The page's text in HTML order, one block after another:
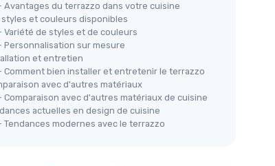
LACHEERY
Film adhésif effet terrazzo blanc
Avantages du terrazzo dans votre cuisine
styles et couleurs disponibles
Variété de styles et de couleurs
Personnalisation sur mesure
et entretien
Comment bien installer et entretenir le terrazzo
avec d'autres matériaux
Comparaison avec d'autres matériaux de cuisine
actuelles en design de cuisine
Tendances modernes avec le terrazzo